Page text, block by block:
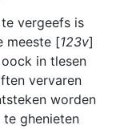
vergeefs is
meeste [123v]
in tlesen
vervaren
worden
ghenieten